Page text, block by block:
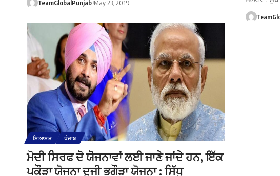
TeamGlobalPunjab May 23, 2019
ਸਿਆਸਤ ਪੰਜਾਬ
ਮੋਦੀ ਸਿਰਫ ਦੋ ਯੋਜਨਾਵਾਂ ਲਈ ਜਾਣੇ ਜਾਂਦੇ ਹਨ, ਇੱਕ
ਪਕੌੜਾ ਯੋਜਨਾ ਦੂਜੀ ਭਗੌੜਾ ਯੋਜਨਾ : ਸਿੱਧੂ